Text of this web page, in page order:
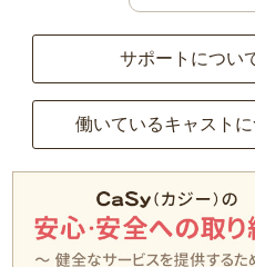
サポートについ
働いているキャスト